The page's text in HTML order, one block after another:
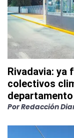
Rivadavia: ya
colectivos
departamento
PorRedacción